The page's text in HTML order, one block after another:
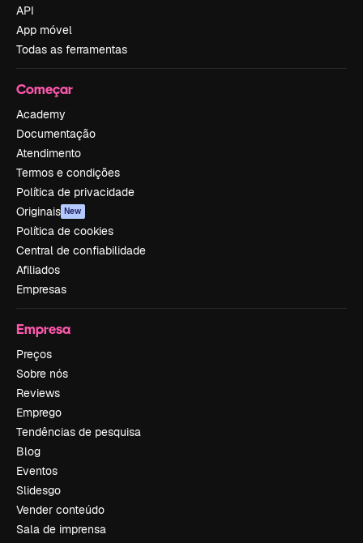
API
App móvel
Todas as ferramentas
Começar
Academy
Documentação
Atendimento
Termos e condições
Política de privacidade
Originais New
Política de cookies
Central de confiabilidade
Afiliados
Empresas
Empresa
Preços
Sobre nós
Reviews
Emprego
Tendências de pesquisa
Blog
Eventos
Slidesgo
Vender conteúdo
Sala de imprensa